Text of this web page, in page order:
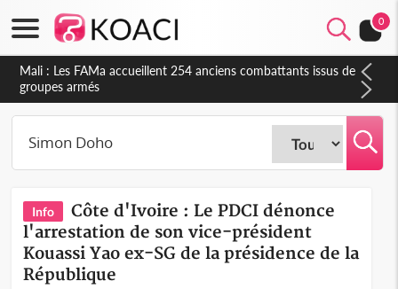
0
Mali : Les FAMa accueillent 254 anciens combattants issus de
groupes armés
Info
Côte d'Ivoire : Le PDCI dénonce
l'arrestation de son vice-président
Kouassi Yao ex-SG de la présidence de la
République